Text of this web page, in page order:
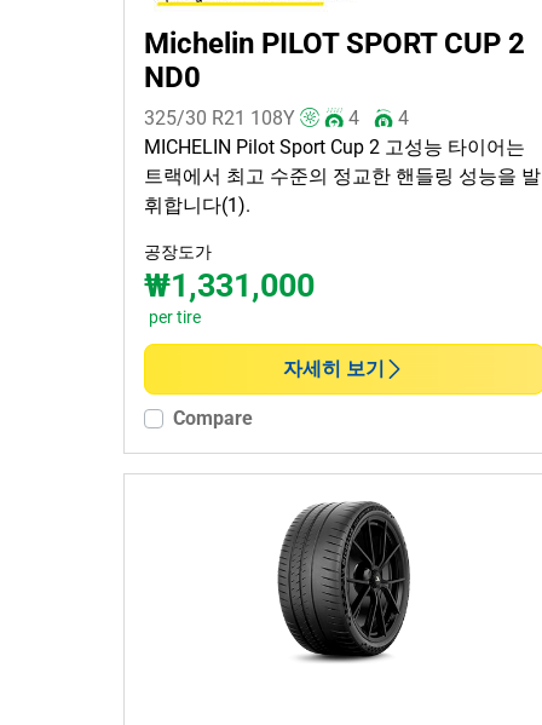
Michelin PILOT SPORT CUP 2
ND0
325/30 R21 108Y 4
4
MICHELIN Pilot Sport Cup 2 고성능 타이어는
트랙에서 최고 수준의 정교한 핸들링 성능을 발
휘합니다(1).
공장도가
₩1,331,000
per tire
자세히 보기
Compare